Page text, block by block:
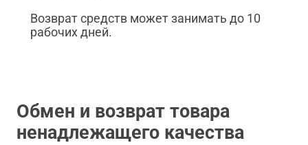
Возврат средств может занимать до 10
рабочих дней.
Обмен и возврат товара
ненадлежащего качества